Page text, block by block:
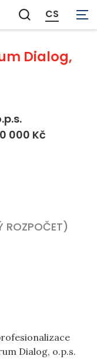
Zobrazit
vyhledávání
CS
Dialog,
000 Kč
ROZPOČET)
Dialog, o.p.s.